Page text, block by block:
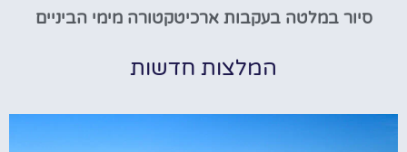
סיור במלטה בעקבות ארכיטקטורה מימי הביניים
המלצות חדשות